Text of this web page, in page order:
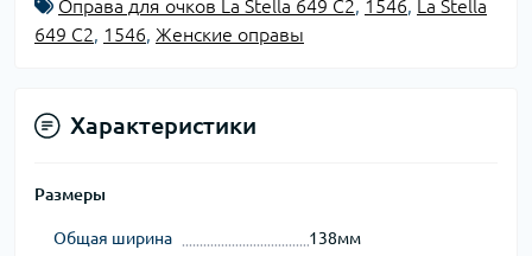
Оправа для очков La Stella 649 C2, 1546,
La Stella
649 C2, 1546, Женские оправы
Характеристики
Размеры
Общая ширина 138мм